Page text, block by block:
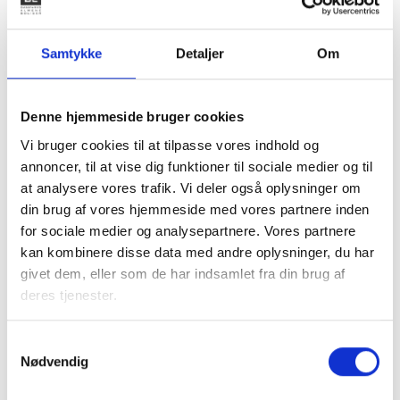
Samtykke Detaljer Om
Denne hjemmeside bruger cookies
Vi bruger cookies til at tilpasse vores indhold og
annoncer, til at vise dig funktioner til sociale medier og til
at analysere vores trafik. Vi deler også oplysninger om
din brug af vores hjemmeside med vores partnere inden
for sociale medier og analysepartnere. Vores partnere
kan kombinere disse data med andre oplysninger, du har
givet dem, eller som de har indsamlet fra din brug af
deres tjenester.
Nødvendig
Det er med lovændringen indskrevet i bestemmelsen, at
af denne boligtype. Det har dog de fleste steder i forvejen
været antaget, at dette var muligt, hvorfor ændringen i
praksis næppe får større betydning.
Lovændringerne supplerer de boligmuligheder, der kom i
2022 i regi af Fonden for blandede byer, som tidligere er
beskrevet i BL informerer1922 - Ny fond for blandede
byer og mulighed for at øge maksimumbeløbet i
og ændring af drifts- og støttebekendtgørelsen som
følge af ny fond for blandede byer pr. 1 juli 2022.